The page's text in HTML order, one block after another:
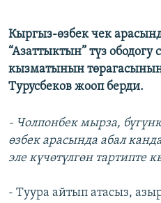
Кыргыз-өзбек чек
“Азаттыктын” түз ободогу
кызматынын
Турусбеков жооп берди.
- Чолпонбек мырза,
өзбек арасында абал
эле күчөтүлгөн тартипте
- Туура айтып атасыз,